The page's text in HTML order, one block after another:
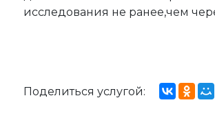
исследования не ранее,чем
Поделиться услугой: